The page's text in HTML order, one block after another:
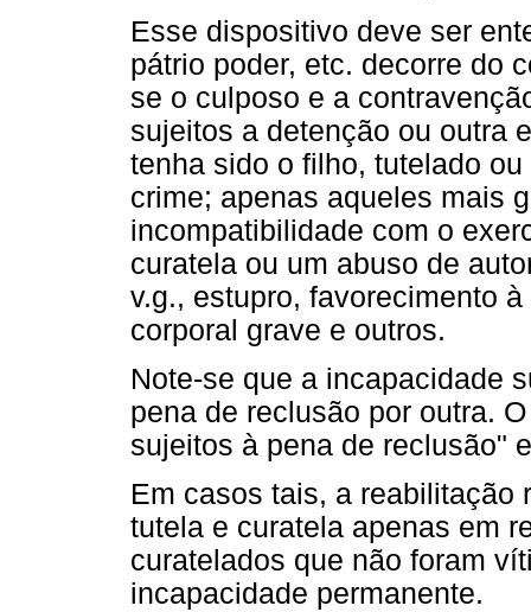
Esse dispositivo deve ser
pátrio poder, etc. decorre do
se o culposo e a
sujeitos a detenção ou outra
tenha sido o filho, tutelado
crime; apenas aqueles mais
incompatibilidade com o
curatela ou um abuso de
v.g., estupro, favorecimento
corporal grave e outros.
Note-se que a incapacidade
pena de reclusão por outra.
sujeitos à pena de reclusão"
Em casos tais, a reabilitação
tutela e curatela apenas em
curatelados que não foram
incapacidade permanente.